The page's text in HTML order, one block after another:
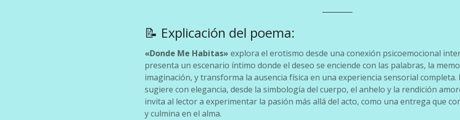
📝 Explicación del poema:
«Donde Me Habitas» explora el erotismo desde una conexión psicoemocional
presenta un escenario íntimo donde el deseo se enciende con las palabras, la
imaginación, y transforma la ausencia física en una experiencia sensorial completa.
sugiere con elegancia, desde la simbología del cuerpo, el anhelo y la rendición
invita al lector a experimentar la pasión más allá del acto, como una entrega que
y culmina en el alma.